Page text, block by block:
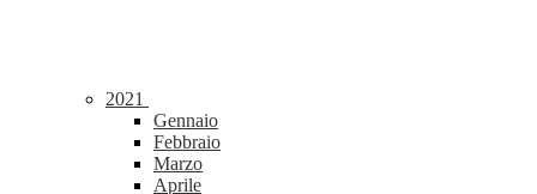
2021
Gennaio
Febbraio
Marzo
Aprile